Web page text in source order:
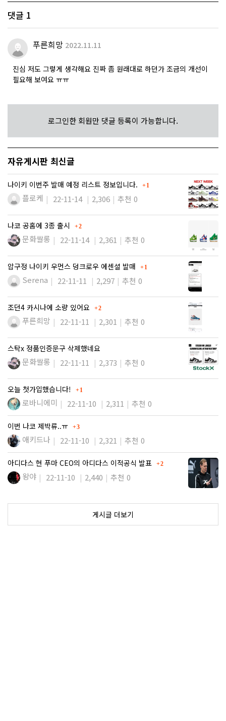
댓글 1
푸른희망 2022.11.11
진심 저도 그렇게 생각해요 진짜 좀 원래대로 하던가 조금의 개선이
필요해 보여요 ㅠㅠ
로그인한 회원만 댓글 등록이 가능합니다.
자유게시판 최신글
나이키 이번주 발매 예정 리스트 정보입니다. 댓글
1
플로케 22-11-14 2,306 추천 0
나코 공홈에 3종 출시 댓글
2
문화쌀롱 22-11-14 2,361 추천 0
압구정 나이키 우먼스 덩크로우 에센셜 발매 댓글
1
Serena 22-11-11 2,297 추천 0
조던4 카시나에 소량 있어요 댓글
2
푸른희망 22-11-11 2,301 추천 0
스탁x 정품인증문구 삭제했네요
문화쌀롱 22-11-11 2,373 추천 0
오늘 첫가입했습니다! 댓글
1
로바니에미 22-11-10 2,311 추천 0
이번 나코 제박류..ㅠ 댓글
3
애키드나 22-11-10 2,321 추천 0
아디다스 현 푸마 CEO의 아디다스 이적공식 발표 댓글
2
왕야 22-11-10 2,440 추천 0
게시글 더보기